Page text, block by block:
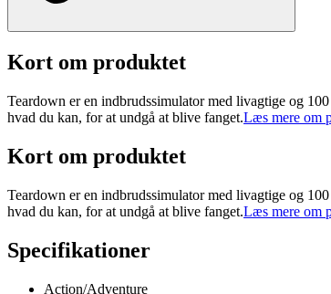
Kort om produktet
Teardown er en indbrudssimulator med livagtige og
hvad du kan, for at undgå at blive fanget.Læs mere om
Kort om produktet
Teardown er en indbrudssimulator med livagtige og
hvad du kan, for at undgå at blive fanget.Læs mere om
Specifikationer
Action/Adventure